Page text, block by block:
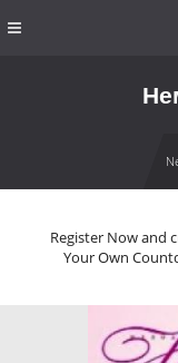
Register Now and
Your Own